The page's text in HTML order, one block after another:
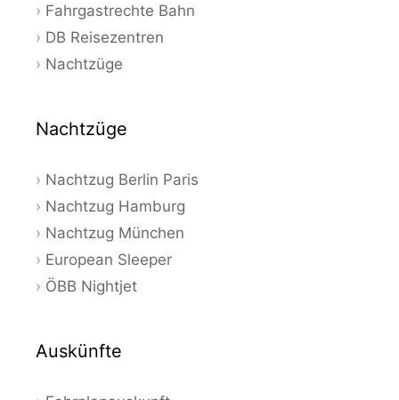
Fahrgastrechte Bahn
DB Reisezentren
Nachtzüge
Nachtzüge
Nachtzug Berlin Paris
Nachtzug Hamburg
Nachtzug München
European Sleeper
ÖBB Nightjet
Auskünfte